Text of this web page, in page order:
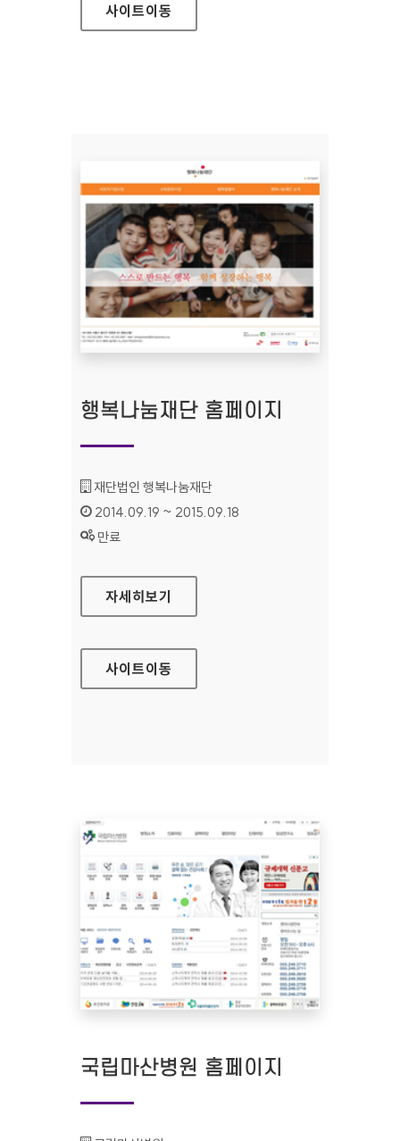
사이트이동
행복나눔재단 홈페이지
기관명 :
재단법인 행복나눔재단
인증기간 :
2014.09.19 ~ 2015.09.18
상태 :
만료
행복나눔재단 홈페이지
자세히보기
사이트이동
국립마산병원 홈페이지